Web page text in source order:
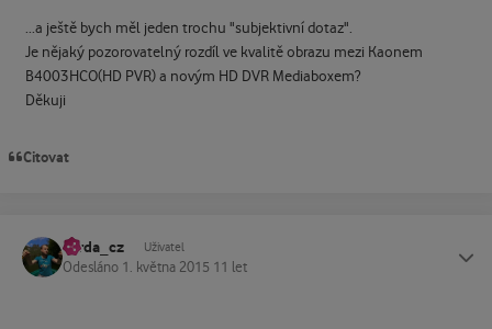
...a ještě bych měl jeden trochu "subjektivní dotaz".
Je nějaký pozorovatelný rozdíl ve kvalitě obrazu mezi Kaonem
B4003HCO(HD PVR) a novým HD DVR Mediaboxem?
Děkuji
Citovat
Yarda_cz Uživatel
Odesláno 1. května 2015 11 let